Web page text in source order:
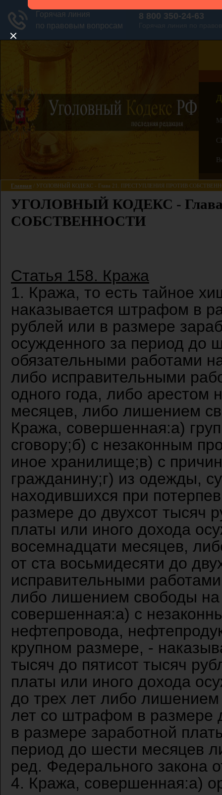
Главная / УГОЛОВНЫЙ КОДЕКС - Глава 21. ПРЕСТУПЛЕНИЯ ПРОТИВ
УГОЛОВНЫЙ КОДЕКС -
СОБСТВЕННОСТИ
Статья 158. Кража
1. Кража, то есть тайное
наказывается штрафом в
рублей или в размере
осужденного за период до
обязательными работами
либо исправительными
одного года, либо арестом
месяцев, либо лишением
Кража, совершенная:а)
сговору;б) с незаконным
иное хранилище;в) с
гражданину;г) из одежды,
находившихся при
размере до двухсот тысяч
платы или иного дохода
восемнадцати месяцев,
от ста восьмидесяти до
исправительными
либо лишением свободы на
совершенная:а) с
нефтепровода,
крупном размере, -
тысяч до пятисот тысяч
платы или иного дохода
до трех лет либо
лет со штрафом в размере
в размере заработной
период до шести месяцев
ред. Федерального закона
4. Кража, совершенная:а)